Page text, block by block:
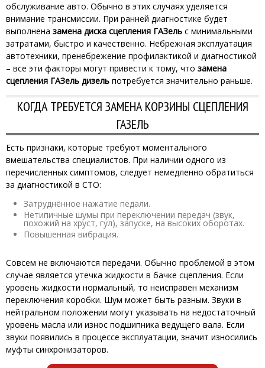
обслуживание авто. Обычно в этих случаях уделяется
внимание трансмиссии. При ранней диагностике будет
выполнена замена диска сцепления ГАЗель с минимальными
затратами, быстро и качественно. Небрежная эксплуатация
автотехники, пренебрежение профилактикой и диагностикой
– все эти факторы могут привести к тому, что замена
сцепления ГАЗель дизель потребуется значительно раньше.
КОГДА ТРЕБУЕТСЯ ЗАМЕНА КОРЗИНЫ СЦЕПЛЕНИЯ
ГАЗЕЛЬ
Есть признаки, которые требуют моментального
вмешательства специалистов. При наличии одного из
перечисленных симптомов, следует немедленно обратиться
за диагностикой в СТО:
Затруднённое нажатие педали.
Нетипичные шумы при переключении передач (звук,
похожий на хруст, гул), запуске, на высоких оборотах.
Повышенная вибрация.
Совсем не включаются передачи. Обычно проблемой в этом
случае является утечка жидкости в бачке сцепления. Если
уровень жидкости нормальный, то неисправен механизм
переключения коробки. Шум может быть разным. Звуки в
нейтральном положении могут указывать на недостаточный
уровень масла или износ подшипника ведущего вала. Если
звуки появились в процессе эксплуатации, значит износились
муфты синхронизаторов.